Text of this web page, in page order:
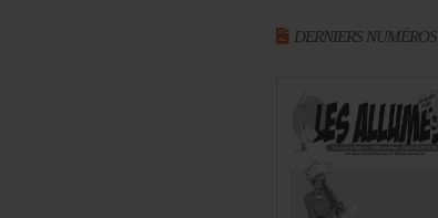
DERNIERS NUMÉROS